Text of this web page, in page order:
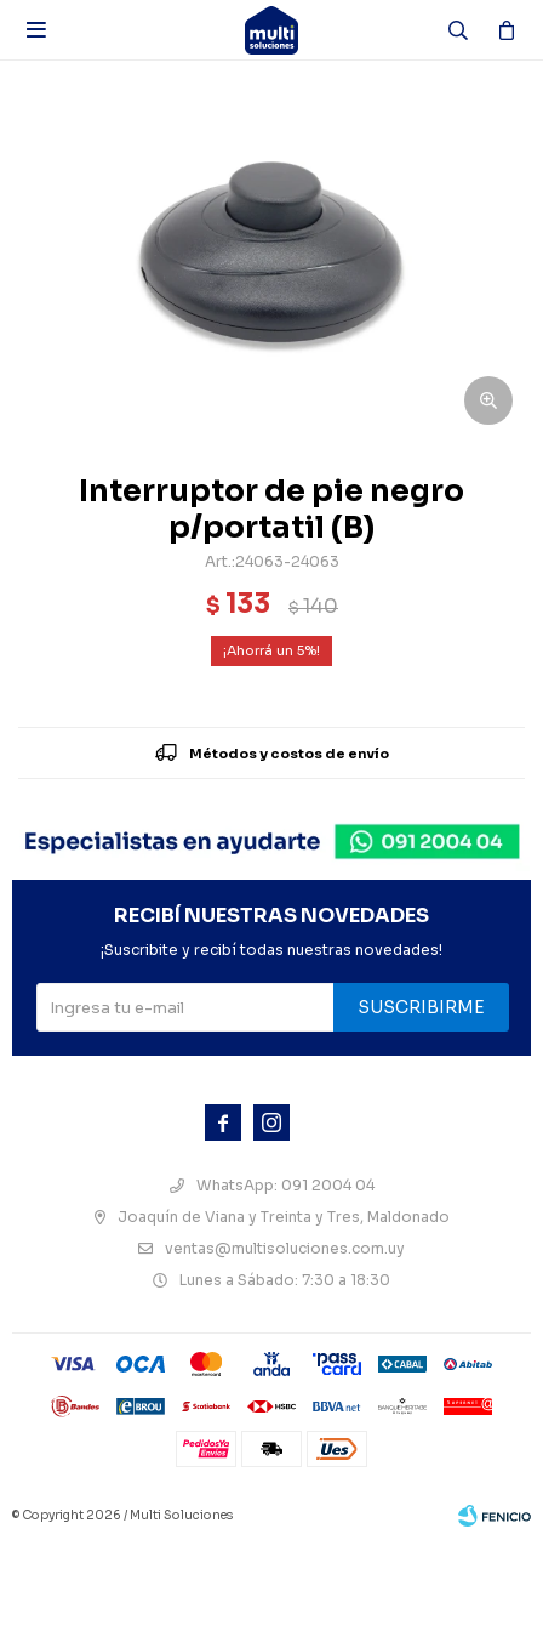

Interruptor de pie negro
p/portatil (B)
24063-24063
$ 133 $140
5
Métodos y costos de envío
 
WhatsApp: 091 2004 04
Joaquín de Viana y Treinta y Tres, Maldonado
ventas@multisoluciones.com.uy
Lunes a Sábado: 7:30 a 18:30
RECIBÍ NUESTRAS NOVEDADES
¡Suscribite y recibí todas nuestras novedades!
SUSCRIBIRME
© Copyright 2026 / Multi Soluciones